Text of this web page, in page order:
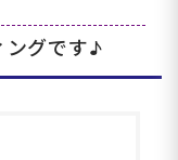
ングです♪